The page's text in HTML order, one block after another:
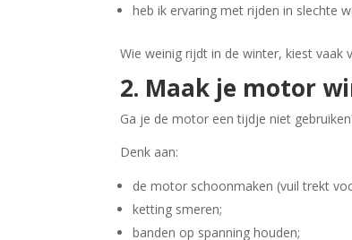
heb ik ervaring met rijden in slechte
Wie weinig rijdt in de winter, kiest
2. Maak je motor
Ga je de motor een tijdje niet
Denk aan:
de motor schoonmaken (vuil trekt
ketting smeren;
banden op spanning houden;